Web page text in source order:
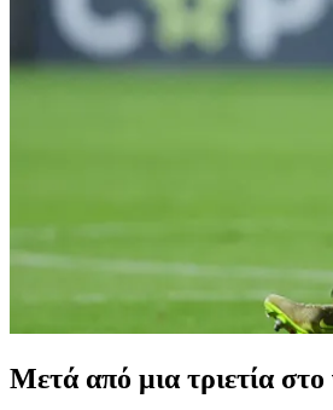
Μετά από μια τριετία